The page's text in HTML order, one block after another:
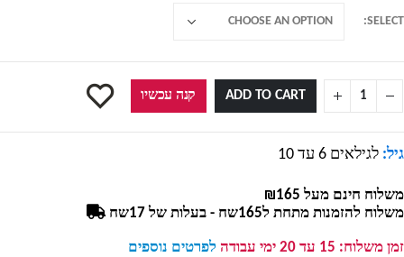
SELECT
ADD TO CART קנה עכשיו
גיל: לגילאים 6 עד 10
משלוח חינם מעל ₪165
משלוח להזמנות מתחת ל165שח - בעלות של 17שח
זמן משלוח:
לפרטים נוספים